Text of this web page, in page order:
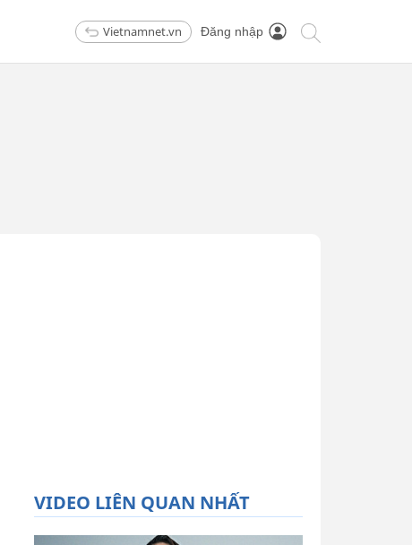
Vietnamnet.vn Đăng nhập
VIDEO LIÊN QUAN NHẤT